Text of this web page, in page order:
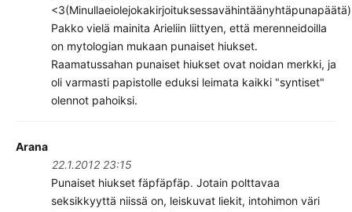
<3(Minullaeiolejokakirjoituksessavähintäänyhtäpunapäätä)
Pakko vielä mainita Arieliin liittyen, että merenneidoilla
on mytologian mukaan punaiset hiukset.
Raamatussahan punaiset hiukset ovat noidan merkki, ja
oli varmasti papistolle eduksi leimata kaikki "syntiset"
olennot pahoiksi.
Arana
22.1.2012 23:15
Punaiset hiukset fäpfäpfäp. Jotain polttavaa
seksikkyyttä niissä on, leiskuvat liekit, intohimon väri